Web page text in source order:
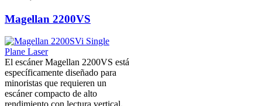
Magellan 2200VS
El escáner Magellan 2200VS está
específicamente diseñado para
minoristas que requieren un
escáner compacto de alto